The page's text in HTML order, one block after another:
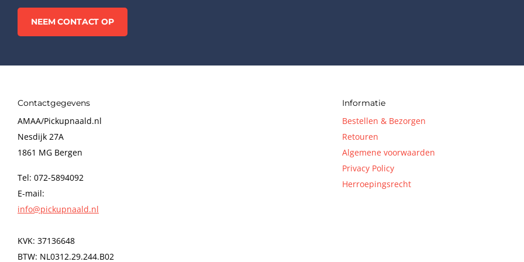
Diamond” Stylus20 onder nummer 401253, de Fine-Line (Shibata-like) “Naked Diamond”
Stylus30 onder nummer 401255 en de absolute top-uitvoering Stylus40 voorzien van één
van de allerbeste naaldtips ter wereld: De "Fritz Gyger FG70 Naked Diamond naald”,
NEEM CONTACT OP
Contactgegevens
AMAA/Pickupnaald.nl
Nesdijk 27A
1861 MG Bergen
Tel: 072-5894092
E-mail:
info@pickupnaald.nl
KVK: 37136648
BTW: NL0312.29.244.B02
Informatie
Bestellen & Bezorgen
Retouren
Algemene voorwaarden
Privacy Policy
Herroepingsrecht